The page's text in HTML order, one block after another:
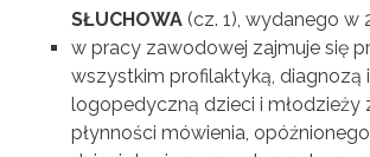
SŁUCHOWA (cz. 1), wydanego w
w pracy zawodowej zajmuje się
wszystkim profilaktyką, diagnozą
logopedyczną dzieci i młodzieży
płynności mówienia,